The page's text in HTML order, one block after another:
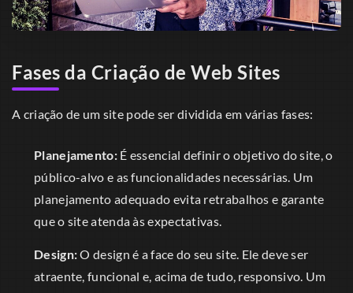
Fases da Criação de Web Sites
A criação de um site pode ser dividida em várias fases:
Planejamento:É essencial definir o objetivo do site, o
público-alvo e as funcionalidades necessárias. Um
planejamento adequado evita retrabalhos e garante
que o site atenda às expectativas.
Design:O design é a face do seu site. Ele deve ser
atraente, funcional e, acima de tudo, responsivo. Um